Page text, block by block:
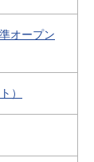
オープン
）